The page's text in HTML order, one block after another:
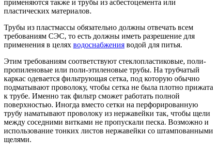
применяются также и трубы из асбестоцемента или
пластических материалов.
Трубы из пластмассы обязательно должны отвечать всем
требованиям СЭС, то есть должны иметь разрешение для
применения в целях водоснабжения водой для питья.
Этим требованиям соответствуют стеклопластиковые, поли-
пропиленовые или поли-этиленовые трубы. На трубчатый
каркас одевается фильтрующая сетка, под которую обычно
подматывают проволоку, чтобы сетка не была плотно прижата
к трубе. Именно так фильтр сможет работать полной
поверхностью. Иногда вместо сетки на перфорированную
трубу наматывают проволоку из нержавейки так, чтобы щели
между соседними витками не пропускали песка. Возможно и
использование тонких листов нержавейки со штампованными
щелями.